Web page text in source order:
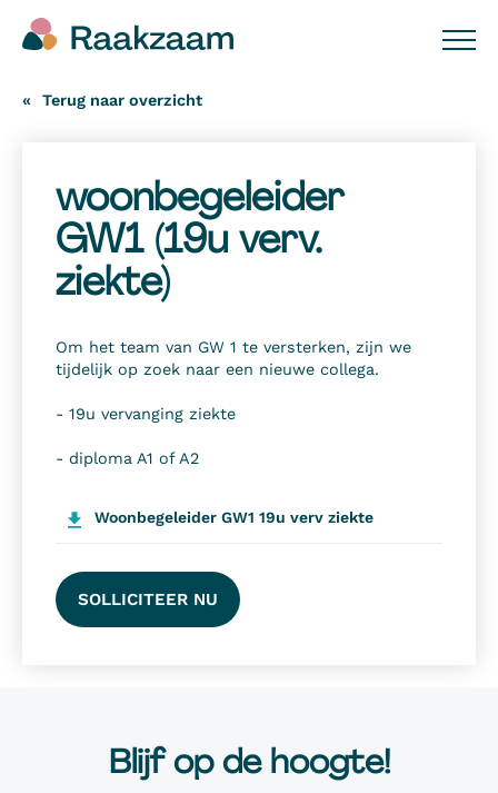
Terug naar overzicht
woonbegeleider
GW1 (19u verv.
ziekte)
Om het team van GW 1 te versterken, zijn we
tijdelijk op zoek naar een nieuwe collega.
- 19u vervanging ziekte
- diploma A1 of A2
Woonbegeleider GW1 19u verv ziekte
SOLLICITEER NU
Blijf op de hoogte!